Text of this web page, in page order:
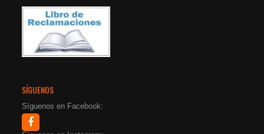
SÍGUENOS
Síguenos en Facebook: